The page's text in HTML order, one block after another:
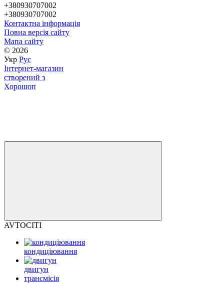
+380930707002
+380930707002
Контактна інформація
Повна версія сайту
Мапа сайту
© 2026
Укр Рус
Інтернет-магазин
створений з
Хорошоп
AVTOCITI
кондиціювання
двигун
трансмісія